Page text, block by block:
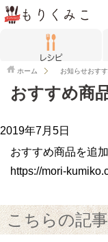
ホーム お知らせおす
おすすめ商
2019年7月5日
おすすめ商品を追
https://mori-
こちらの記